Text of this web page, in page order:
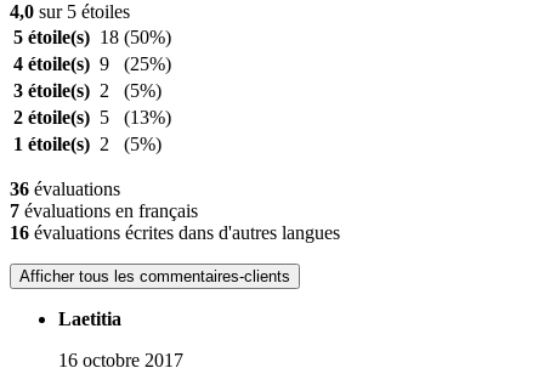
4,0 sur 5 étoiles
5 étoile(s) 18 (50%)
4 étoile(s) 9
(25%)
3 étoile(s) 2
(5%)
2 étoile(s) 5
(13%)
1 étoile(s) 2 (5%)
36 évaluations
7 évaluations en français
16 évaluations écrites dans d'autres langues
Afficher tous les commentaires-clients
Laetitia
16 octobre 2017